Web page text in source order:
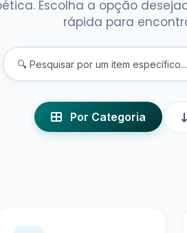
Escolha a opção
rápida para
Por Categoria